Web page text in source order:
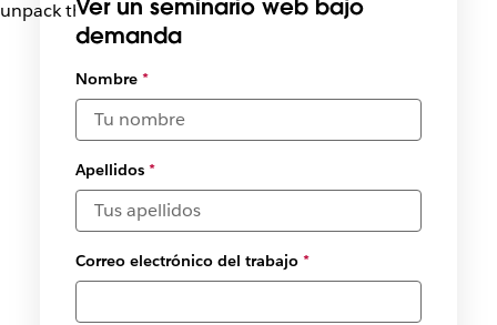
unpack the latest findings.
Ver un seminario web bajo
demanda
Seleccionar
fechas y
zonas
horarias
disponibles
*
Nombre*
Apellidos*
Correo electrónico del trabajo*